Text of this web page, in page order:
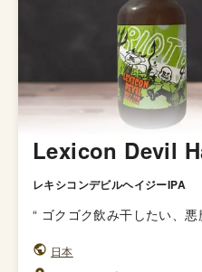
Lexicon Devil
レキシコンデビルヘイジーIPA
“ ゴクゴク飲み干したい、
日本